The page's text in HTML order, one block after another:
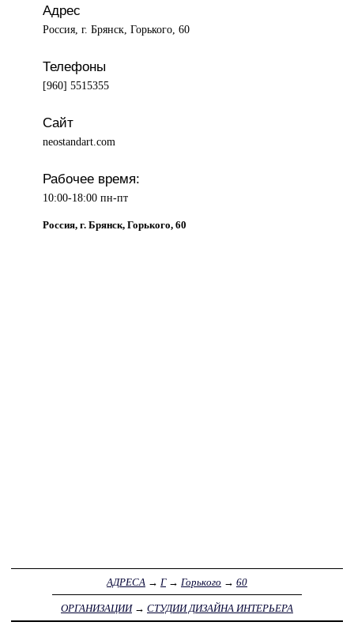
Адрес
Россия, г. Брянск, Горького, 60
Телефоны
[960] 5515355
Сайт
neostandart.com
Рабочее время:
10:00-18:00 пн-пт
Россия, г. Брянск, Горького, 60
АДРЕСА → Г→ Горького → 60
ОРГАНИЗАЦИИ→ СТУДИИ ДИЗАЙНА ИНТЕРЬЕРА